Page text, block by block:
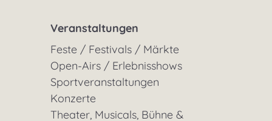
Veranstaltungen
Feste / Festivals / Märkte
Open-Airs / Erlebnisshows
Sportveranstaltungen
Konzerte
Theater, Musicals, Bühne &